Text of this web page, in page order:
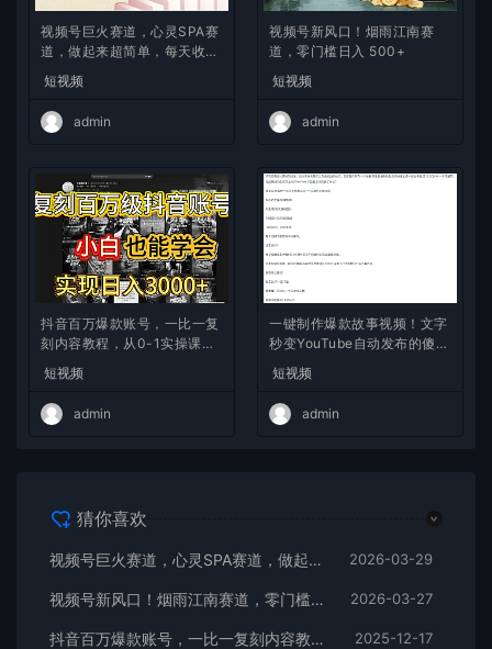
视频号巨火赛道，心灵SPA赛
道，做起来超简单，每天收益
800+
短视频
admin
视频号新风口！烟雨江南赛
道，零门槛日入 500+
短视频
admin
抖音百万爆款账号，一比一复
刻内容教程，从0-1实操课，
入10w+
短视频
admin
一键制作爆款故事视频！文字
秒变YouTube自动发布的傻瓜
短视频
admin
猜你喜欢
视频号巨火赛道，心灵SPA赛道，做起来超简单，每天收益800+ 2026-03-29
视频号新风口！烟雨江南赛道，零门槛日入 500+ 2026-03-27
抖音百万爆款账号，一比一复刻内容教程，从0-1实操课，小白也能学会，复制爆款，月入10w+ 2025-12-17